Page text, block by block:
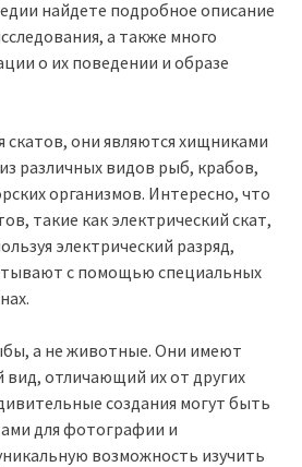
найдете подробное описание
а также много
о их поведении и образе
скатов, они являются хищниками
различных видов рыб, крабов,
организмов. Интересно, что
такие как электрический скат,
электрический разряд,
с помощью специальных
а не животные. Они имеют
отличающий их от других
создания могут быть
для фотографии и
возможность изучить